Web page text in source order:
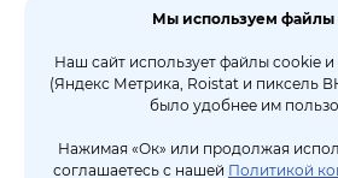
Мы используем файлы
Наш сайт использует файлы cookie
(Яндекс Метрика, Roistat и пиксель
было удобнее им
Нажимая «Ок» или продолжая
соглашаетесь с нашей Политикой